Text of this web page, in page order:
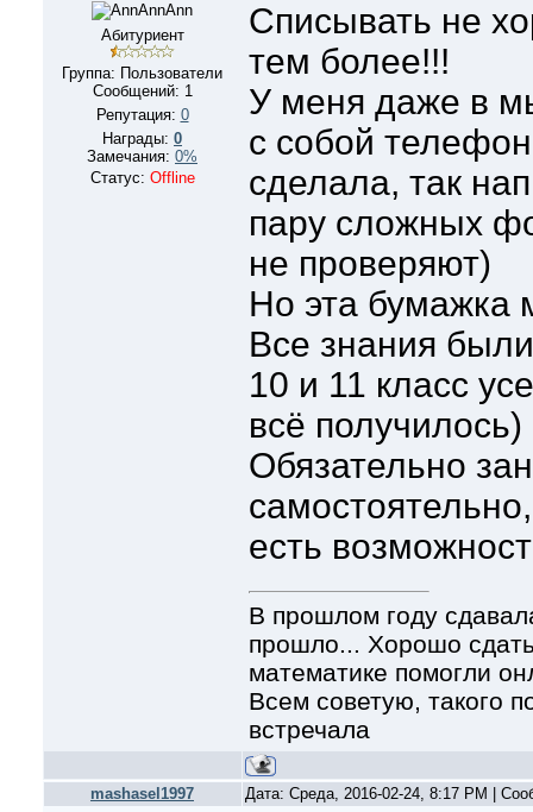
Абитуриент
Группа: Пользователи
Сообщений: 1
Репутация: 0
Награды: 0
Замечания: 0%
Статус: Offline
Списывать не
тем более!!!
У меня даже в
с собой
сделала, так
пару сложных
не проверяют)
Но эта бумажка
Все знания
10 и 11 класс
всё получилось)
Обязательно
есть
В прошлом году
прошло... Хорошо
математике помогли
Всем советую, такого
встречала
mashasel1997
Дата: Среда, 2016-02-24, 8:17 PM |